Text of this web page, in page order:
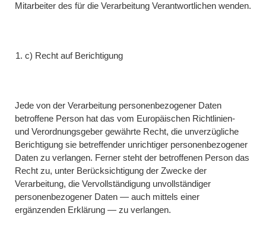
Mitarbeiter des für die Verarbeitung Verantwortlichen wenden.
c) Recht auf Berichtigung
Jede von der Verarbeitung personenbezogener Daten
betroffene Person hat das vom Europäischen Richtlinien-
und Verordnungsgeber gewährte Recht, die unverzügliche
Berichtigung sie betreffender unrichtiger personenbezogener
Daten zu verlangen. Ferner steht der betroffenen Person das
Recht zu, unter Berücksichtigung der Zwecke der
Verarbeitung, die Vervollständigung unvollständiger
personenbezogener Daten — auch mittels einer
ergänzenden Erklärung — zu verlangen.